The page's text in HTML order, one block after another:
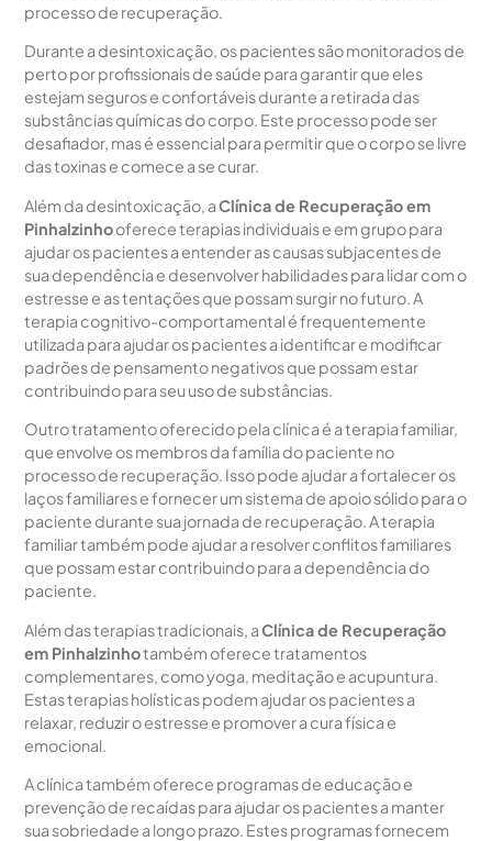
processo de recuperação.
Durante a desintoxicação, os pacientes são monitorados de
perto por profissionais de saúde para garantir que eles
estejam seguros e confortáveis durante a retirada das
substâncias químicas do corpo. Este processo pode ser
desafiador, mas é essencial para permitir que o corpo se livre
das toxinas e comece a se curar.
Além da desintoxicação, aClínica de Recuperação em
Pinhalzinhooferece terapias individuais e em grupo para
ajudar os pacientes a entender as causas subjacentes de
sua dependência e desenvolver habilidades para lidar com o
estresse e as tentações que possam surgir no futuro. A
terapia cognitivo-comportamental é frequentemente
utilizada para ajudar os pacientes a identificar e modificar
padrões de pensamento negativos que possam estar
contribuindo para seu uso de substâncias.
Outro tratamento oferecido pela clínica é a terapia familiar,
que envolve os membros da família do paciente no
processo de recuperação. Isso pode ajudar a fortalecer os
laços familiares e fornecer um sistema de apoio sólido para o
paciente durante sua jornada de recuperação. A terapia
familiar também pode ajudar a resolver conflitos familiares
que possam estar contribuindo para a dependência do
paciente.
Além das terapias tradicionais, aClínica de Recuperação
em Pinhalzinhotambém oferece tratamentos
complementares, como yoga, meditação e acupuntura.
Estas terapias holísticas podem ajudar os pacientes a
relaxar, reduzir o estresse e promover a cura física e
emocional.
A clínica também oferece programas de educação e
prevenção de recaídas para ajudar os pacientes a manter
sua sobriedade a longo prazo. Estes programas fornecem